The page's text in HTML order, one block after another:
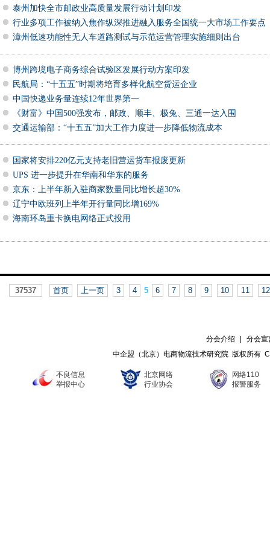
泰州加快全市邮政业高质量发展行动计划印发
行业多项工作被纳入焦作纵深推进融入服务全国统一大市场工作要点
漳州低速功能性无人车道路测试与示范运营管理实施细则出台
博州跨境电子商务综合试验区发展行动方案印发
民航局：“十五五”时期将培育多样化航空货运企业
中国快递业务量连续12年世界第一
《财富》中国500强发布，邮政、顺丰、极兔、三通一达入围
交通运输部：“十五五”加大工作力度进一步降低物流成本
国家将安排220亿元支持老旧营运货车报废更新
UPS 进一步提升在华南和华东的服务
京东：上半年新入驻商家数量同比增长超30%
辽宁中欧班列上半年开行量同比增169%
海南环岛重卡换电网络正式投用
37537 首页 上一页 3 4 5 6 7 8 9 10 11 12
分会介绍
分会宣
中企盟（北京）电商物流技术研究院 版权所
不良信息
举报中心
北京网络
行业协会
网络110
报警服务